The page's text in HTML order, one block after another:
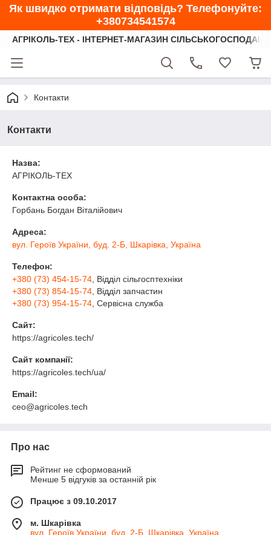
Як швидко отримати відповідь? Телефонуйте:
+380734541574
АГРІКОЛЬ-ТЕХ - ІНТЕРНЕТ-МАГАЗИН
Контакти
Контакти
Назва:
АГРІКОЛЬ-ТЕХ
Контактна особа:
Горбань Богдан Віталійович
Адреса:
вул. Героїв України, буд. 2-Б, Шкарівка, Україна
Телефон:
+380 (73) 454-15-74 , Відділ сільгосптехніки
+380 (73) 854-15-74 , Відділ запчастин
+380 (73) 954-15-74 , Сервісна служба
Сайт:
https://agricoles.tech/
Сайт компанії:
https://agricoles.tech/ua/
Email:
ceo@agricoles.tech
Про нас
Рейтинг не сформований
Менше 5 відгуків за останній рік
Працює з 09.10.2017
м. Шкарівка
вул. Героїв України, буд. 2-Б, Шкарівка, Україна